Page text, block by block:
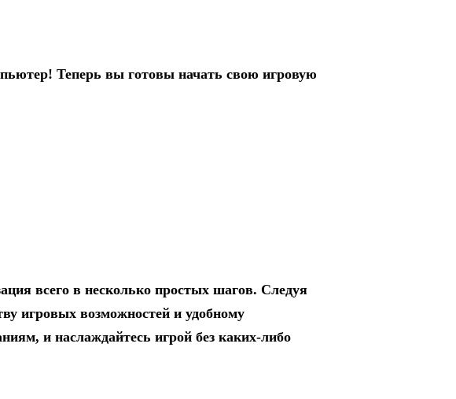
Теперь вы готовы начать свою игровую
всего в несколько простых шагов. Следуя
игровых возможностей и удобному
и наслаждайтесь игрой без каких-либо